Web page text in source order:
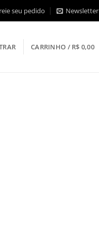
seu pedido Newsletter
CARRINHO / R$ 0,00